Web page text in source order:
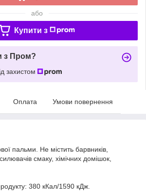
або
Купити з
з Пром?
захистом
Оплата Умови повернення
пальми. Не містить барвників,
смаку, хімічних домішок,
380 кКал/1590 кДж.